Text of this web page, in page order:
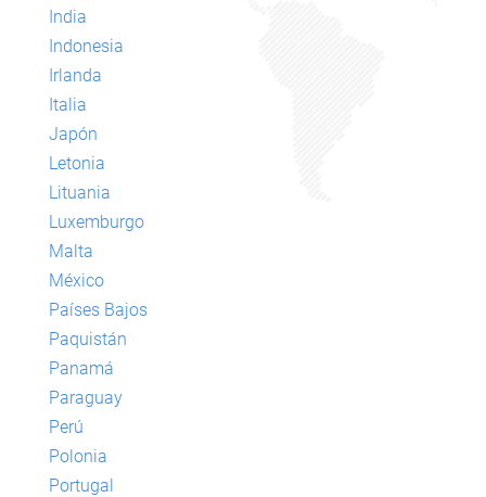
India
Indonesia
Irlanda
Italia
Japón
Letonia
Lituania
Luxemburgo
Malta
México
Países Bajos
Paquistán
Panamá
Paraguay
Perú
Polonia
Portugal